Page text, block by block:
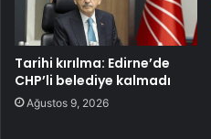
Tarihi kırılma: Edirne’de
CHP’li belediye kalmadı
Ağustos 9, 2026